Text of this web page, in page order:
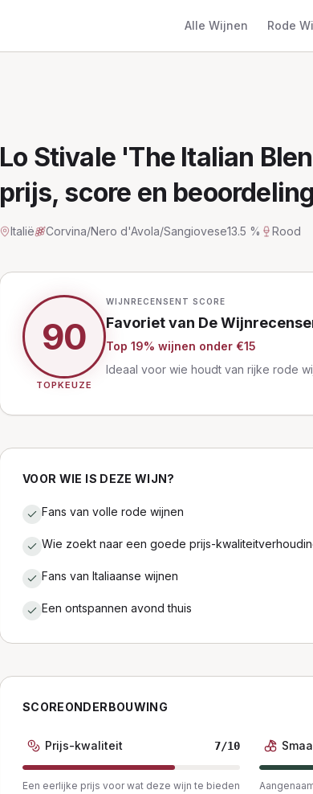
Alle Wijnen Rode
Lo Stivale 'The Italian
prijs, score en beoordeling
Italië Corvina/Nero d'Avola/Sangiovese13.5 % Rood
90
TOPKEUZE
WIJNRECENSENT SCORE
Favoriet van De
Top 19% wijnen onder €15
Ideaal voor wie houdt van rijke rode
VOOR WIE IS DEZE WIJN?
Fans van volle rode wijnen
Wie zoekt naar een goede prijs-
Fans van Italiaanse wijnen
Een ontspannen avond thuis
SCOREONDERBOUWING
Prijs-kwaliteit 7/10
Een eerlijke prijs voor wat deze wijn te bieden